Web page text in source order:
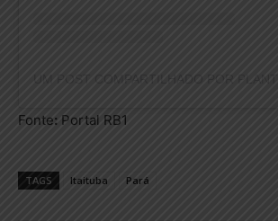
Fonte: Portal RB1
TAGS Itaituba Pará